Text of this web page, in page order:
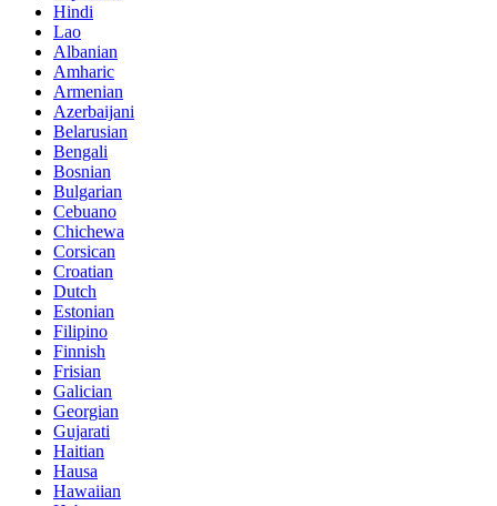
Hindi
Lao
Albanian
Amharic
Armenian
Azerbaijani
Belarusian
Bengali
Bosnian
Bulgarian
Cebuano
Chichewa
Corsican
Croatian
Dutch
Estonian
Filipino
Finnish
Frisian
Galician
Georgian
Gujarati
Haitian
Hausa
Hawaiian